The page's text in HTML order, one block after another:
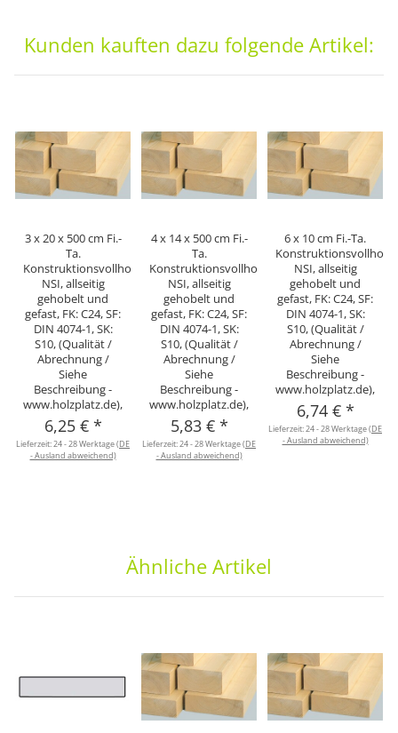
Kunden kauften dazu folgende Artikel:
3 x 20 x 500 cm Fi.-
Ta.
Konstruktionsvollholz
NSI, allseitig
gehobelt und
gefast, FK: C24, SF:
DIN 4074-1, SK:
S10, (Qualität /
Abrechnung /
Siehe
Beschreibung -
www.holzplatz.de),
6,25 € *
Lieferzeit:24 - 28 Werktage(DE
- Ausland abweichend)
4 x 14 x 500 cm Fi.-
Ta.
Konstruktionsvollholz
NSI, allseitig
gehobelt und
gefast, FK: C24, SF:
DIN 4074-1, SK:
S10, (Qualität /
Abrechnung /
Siehe
Beschreibung -
www.holzplatz.de),
5,83 € *
Lieferzeit:24 - 28 Werktage(DE
- Ausland abweichend)
6 x 10 cm Fi.-Ta.
Konstruktionsvollholz
NSI, allseitig
gehobelt und
gefast, FK: C24, SF:
DIN 4074-1, SK:
S10, (Qualität /
Abrechnung /
Siehe
Beschreibung -
www.holzplatz.de),
6,74 € *
Lieferzeit:24 - 28 Werktage(DE
- Ausland abweichend)
Ähnliche Artikel